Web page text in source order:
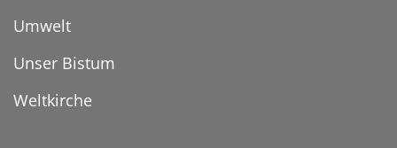
Umwelt
Unser Bistum
Weltkirche